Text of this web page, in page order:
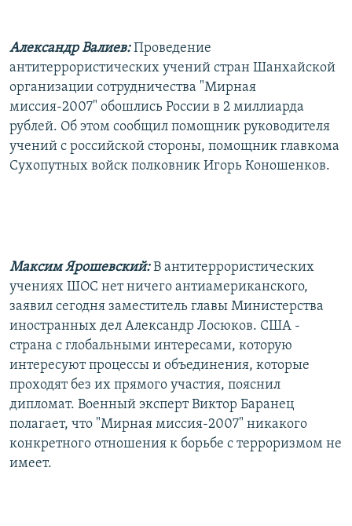
Александр Валиев:Проведение
антитеррористических учений стран Шанхайской
организации сотрудничества "Мирная
миссия-2007" обошлись России в 2 миллиарда
рублей. Об этом сообщил помощник руководителя
учений с российской стороны, помощник главкома
Сухопутных войск полковник Игорь Коношенков.
Максим Ярошевский: В антитеррористических
учениях ШОС нет ничего антиамериканского,
заявил сегодня заместитель главы Министерства
иностранных дел Александр Лосюков. США -
страна с глобальными интересами, которую
интересуют процессы и объединения, которые
проходят без их прямого участия, пояснил
дипломат. Военный эксперт Виктор Баранец
полагает, что "Мирная миссия-2007" никакого
конкретного отношения к борьбе с терроризмом не
имеет.